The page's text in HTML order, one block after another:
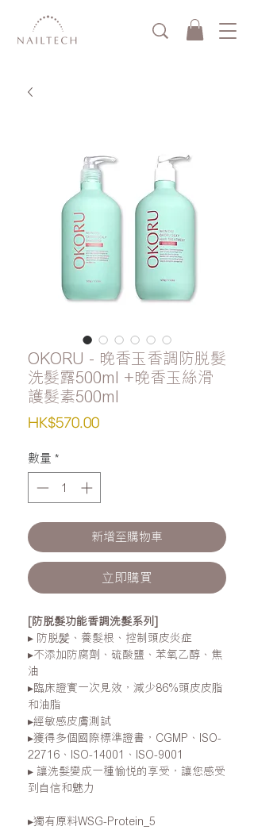
OKORU - 晚香玉香調防脫髮
洗髮露500ml +晚香玉絲滑
護髮素500ml
HK$570.00價
數量 *
新增至購物車
立即購買
[防脫髮功能香調洗髮系列 ]
▸ 防脫髪、養髮根、控制頭皮炎症
▸不添加防腐劑、硫酸鹽、苯氧乙醇、焦
油
▸臨床證實一次見效，減少86%頭皮皮脂
和油脂
▸經敏感皮膚測試
▸獲得多個國際標準證書，CGMP、ISO-
22716、ISO-14001、ISO-9001
▸ 讓洗髮變成一種愉悅的享受，讓您感受
到自信和魅力
▸獨有原料WSG-Protein_5